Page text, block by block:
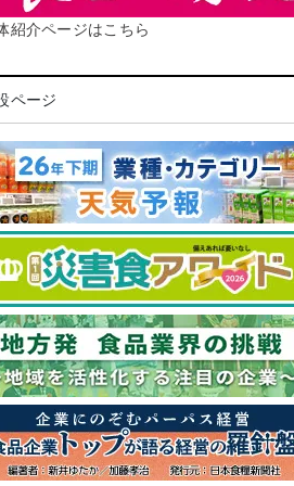
紹介ページはこちら
ページ